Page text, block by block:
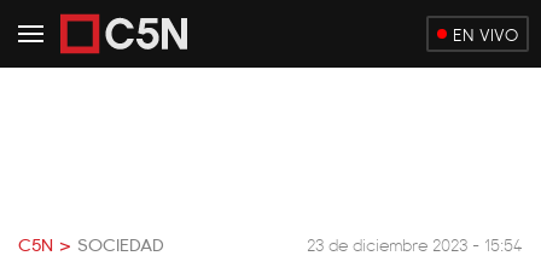
EN VIVO
C5N > SOCIEDAD 23 de diciembre 2023 - 15:54